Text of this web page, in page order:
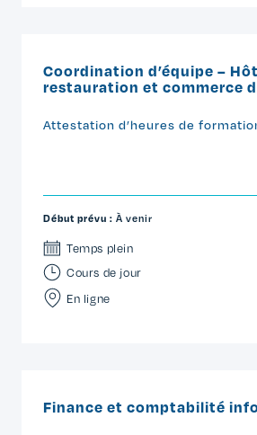
Coordination d’équipe –
restauration et commerce
Attestation d’heures de
Début prévu : À venir
Temps plein
Cours de jour
En ligne
Finance et comptabilité